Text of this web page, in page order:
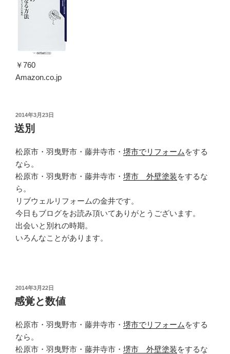
￥760
Amazon.co.jp
投
稿
日:
2014年3月23日
送別
松原市・羽曳野市・藤井寺市・ 堺市でリフォーム をする
なら。
松原市・羽曳野市・藤井寺市・ 堺市 外壁塗装をするな
ら。
リブウェルリフォームの金井です。
今日もブログをお読み頂いてありがとうございます。
出会いと別れの時期。
いろんなことがあります。
投
稿
日:
2014年3月22日
感覚と数値
松原市・羽曳野市・藤井寺市・ 堺市でリフォーム をする
なら。
松原市・羽曳野市・藤井寺市・ 堺市 外壁塗装をするな